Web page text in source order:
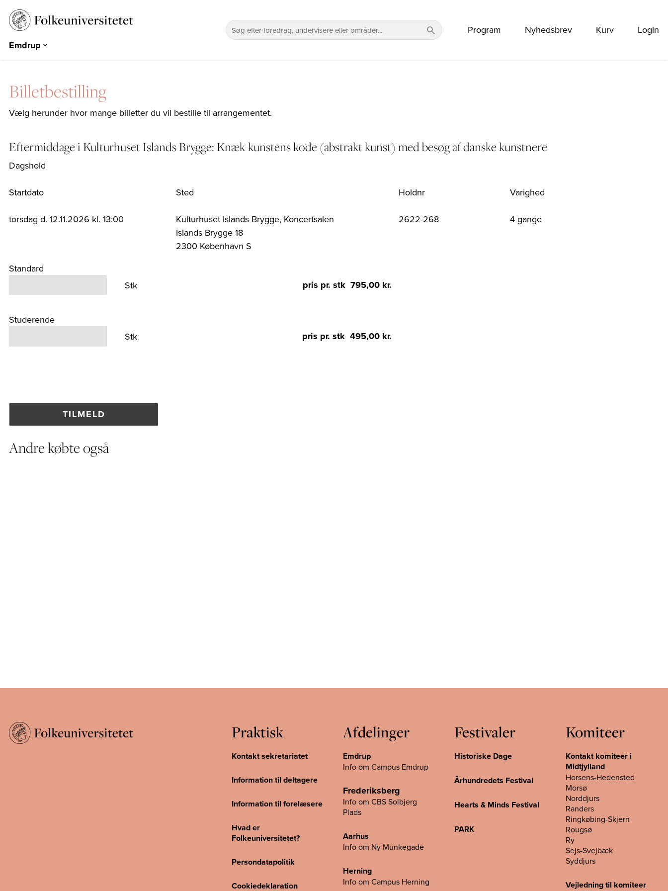
Emdrup
Aarhus
Herning
Hearts & Minds
PARK
EUROPA 360°
Program Nyhedsbrev Kurv Login
Billetbestilling
Vælg herunder hvor mange billetter du vil bestille til arrangementet.
Eftermiddage i Kulturhuset Islands Brygge: Knæk kunstens kode (abstrakt kunst) med besøg af danske kunstnere
Dagshold
Startdato
torsdag d. 12.11.2026 kl. 13:00
Sted
Kulturhuset Islands Brygge, Koncertsalen
Islands Brygge 18
2300 København S
Holdnr
2622-268
Varighed
4 gange
Standard
Stk
pris pr. stk 795,00 kr.
Studerende
Stk
pris pr. stk 495,00 kr.
Andre købte også
Praktisk
Kontakt sekretariatet
Information til deltagere
Information til forelæsere
Hvad er
Folkeuniversitetet?
Persondatapolitik
Cookiedeklaration
Afdelinger
Emdrup
Info om Campus Emdrup
Frederiksberg
Info om CBS Solbjerg
Plads
Aarhus
Info om Ny Munkegade
Herning
Info om Campus Herning
Festivaler
Historiske Dage
Århundredets Festival
Hearts & Minds Festival
PARK
Komiteer
Kontakt komiteer i
Midtjylland
Horsens-Hedensted
Morsø
Norddjurs
Randers
Ringkøbing-Skjern
Rougsø
Ry
Sejs-Svejbæk
Syddjurs
Vejledning til komiteer